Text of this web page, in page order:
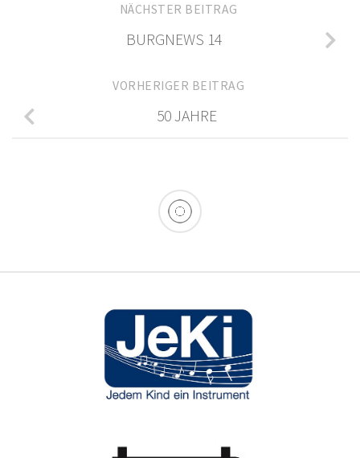
NÄCHSTER BEITRAG
BURGNEWS 14
VORHERIGER BEITRAG
50 JAHRE